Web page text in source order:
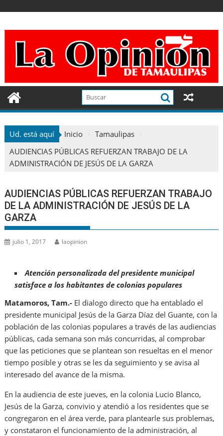
contenido
Ud. está aquí Inicio
Tamaulipas
AUDIENCIAS PÚBLICAS REFUERZAN TRABAJO DE LA
ADMINISTRACIÓN DE JESÚS DE LA GARZA
AUDIENCIAS PÚBLICAS REFUERZAN TRABAJO
DE LA ADMINISTRACIÓN DE JESÚS DE LA
GARZA
julio 1, 2017 laopinion
Atención personalizada del presidente municipal
satisface a los habitantes de colonias populares
Matamoros, Tam.- El dialogo directo que ha entablado el
presidente municipal Jesús de la Garza Díaz del Guante, con la
población de las colonias populares a través de las audiencias
públicas, cada semana son más concurridas, al comprobar
que las peticiones que se plantean son resueltas en el menor
tiempo posible y otras se les da seguimiento y se avisa al
interesado del avance de la misma.
En la audiencia de este jueves, en la colonia Lucio Blanco,
Jesús de la Garza, convivio y atendió a los residentes que se
congregaron en el área verde, para plantearle sus problemas,
y constataron el funcionamiento de la administración, al